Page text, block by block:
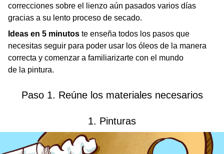
correcciones sobre el lienzo aún pasados varios días
gracias a su lento proceso de secado.
Ideas en 5 minutos te enseña todos los pasos que
necesitas seguir para poder usar los óleos de la manera
correcta y comenzar a familiarizarte con el mundo
de la pintura.
Paso 1. Reúne los materiales necesarios
1. Pinturas